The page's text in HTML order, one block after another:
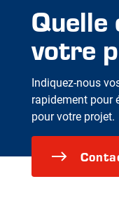
votre
Indiquez-nous
rapidement pour
pour votre projet.